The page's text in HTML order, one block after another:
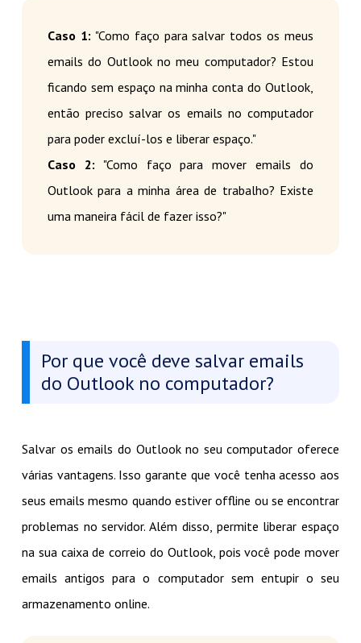
Caso 1: "Como faço para salvar todos os meus
emails do Outlook no meu computador? Estou
ficando sem espaço na minha conta do Outlook,
então preciso salvar os emails no computador
para poder excluí-los e liberar espaço."
Caso 2: "Como faço para mover emails do
Outlook para a minha área de trabalho? Existe
uma maneira fácil de fazer isso?"
Por que você deve salvar emails
do Outlook no computador?
Salvar os emails do Outlook no seu computador oferece
várias vantagens. Isso garante que você tenha acesso aos
seus emails mesmo quando estiver offline ou se encontrar
problemas no servidor. Além disso, permite liberar espaço
na sua caixa de correio do Outlook, pois você pode mover
emails antigos para o computador sem entupir o seu
armazenamento online.